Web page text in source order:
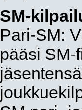
SM-
Pari-SM:
pääsi SM-